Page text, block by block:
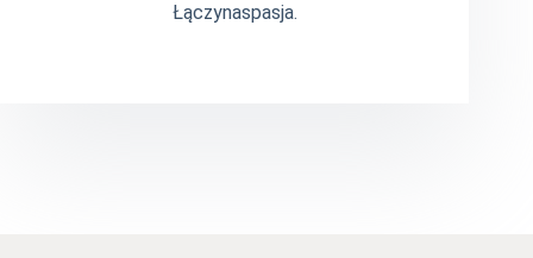
Łączynaspasja.